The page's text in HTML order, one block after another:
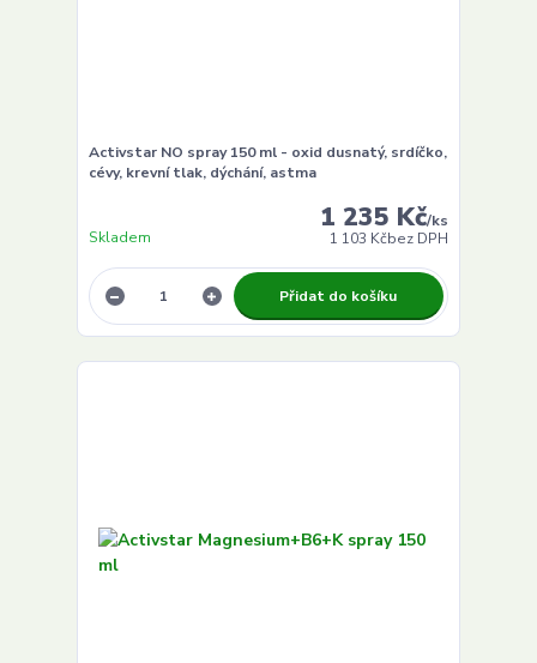
Activstar NO spray 150 ml - oxid dusnatý, srdíčko,
cévy, krevní tlak, dýchání, astma
1 235 Kč/ks
1 103 Kčbez DPH
Skladem
Přidat do košíku